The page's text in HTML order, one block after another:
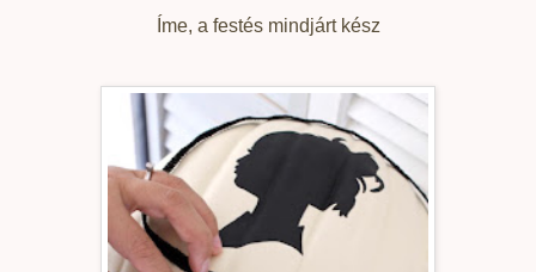
Íme, a festés mindjárt kész